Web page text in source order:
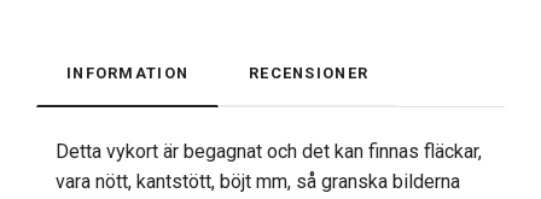
INFORMATION RECENSIONER
Detta vykort är begagnat och det kan finnas fläckar,
vara nött, kantstött, böjt mm, så granska bilderna